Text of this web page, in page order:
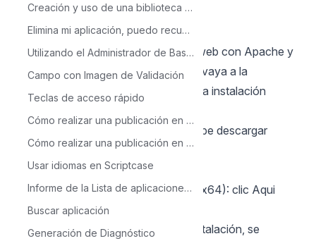
Creación y uso de una biblioteca en Scriptcase
Elimina mi aplicación, puedo recuperarla?
Utilizando el Administrador de Base de Datos
Campo con Imagen de Validación
Teclas de acceso rápido
Cómo realizar una publicación en Scriptcase- Típica
Cómo realizar una publicación en ScriptCase - Avanzada
Usar idiomas en Scriptcase
Informe de la Lista de aplicaciones de Scriptcase
Buscar aplicación
Generación de Diagnóstico
de conocimiento.
Pre-requisitos
ATENCIÓN: Si ya tiene un servidor web con Apache y
PHP 7.3 configurados, simplemente vaya a la
configuración
IonCube y proceda a la instalación
Para continuar con la instalación, debe descargar
algunos archivos.
Archivos requeridos:
IonCube Loader para OS X (x86 ou x64): clic Aqui
Scriptcase (.zip):clic Aqui
NOTA: Antes de continuar con la instalación, se